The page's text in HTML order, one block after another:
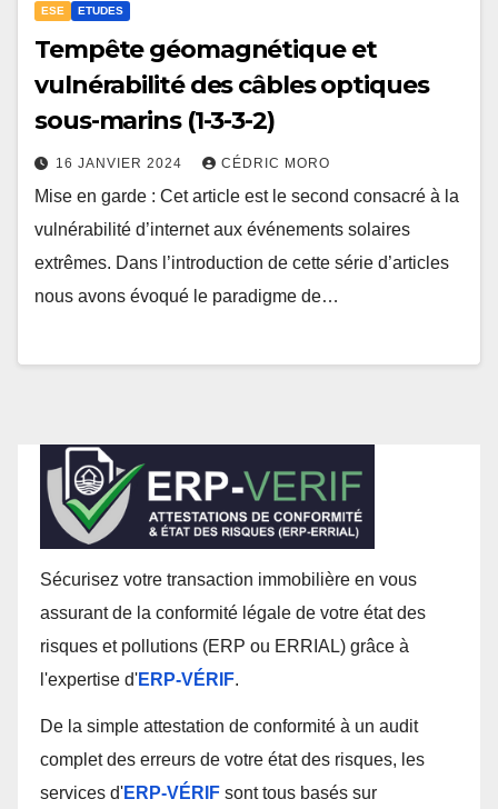
ESE ETUDES
Tempête géomagnétique et
vulnérabilité des câbles optiques
sous-marins (1-3-3-2)
16 JANVIER 2024 CÉDRIC MORO
Mise en garde : Cet article est le second consacré à la
vulnérabilité d’internet aux événements solaires
extrêmes. Dans l’introduction de cette série d’articles
nous avons évoqué le paradigme de…
Sécurisez votre transaction immobilière en vous
assurant de la conformité légale de votre état des
risques et pollutions (ERP ou ERRIAL) grâce à
l'expertise d'ERP-VÉRIF.
De la simple attestation de conformité à un audit
complet des erreurs de votre état des risques, les
services d'ERP-VÉRIF sont tous basés sur